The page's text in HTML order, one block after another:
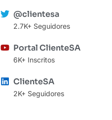
@clientesa
2.7K+ Seguidores
Portal ClienteSA
6K+ Inscritos
ClienteSA
2K+ Seguidores